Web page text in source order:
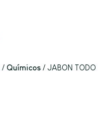
/ Químicos / JABON TODO